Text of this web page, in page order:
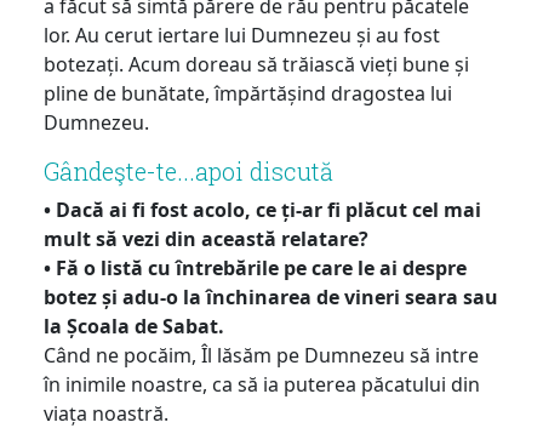
a făcut să simtă părere de rău pentru păcatele
lor. Au cerut iertare lui Dumnezeu și au fost
botezați. Acum doreau să trăiască vieți bune și
pline de bunătate, împărtășind dragostea lui
Dumnezeu.
Gândeşte-te...apoi discută
• Dacă ai fi fost acolo, ce ți-ar fi plăcut cel mai
mult să vezi din această relatare?
• Fă o listă cu întrebările pe care le ai despre
botez și adu-o la închinarea de vineri seara sau
la Școala de Sabat.
Când ne pocăim, Îl lăsăm pe Dumnezeu să intre
în inimile noastre, ca să ia puterea păcatului din
viața noastră.